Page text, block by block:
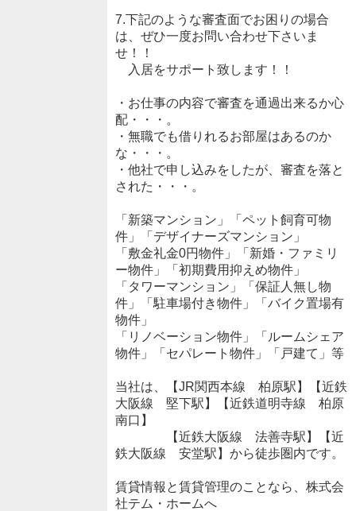
7.下記のような審査面でお困りの場合
は、ぜひ一度お問い合わせ下さいま
せ！！
入居をサポート致します！！
・お仕事の内容で審査を通過出来るか心
配・・・。
・無職でも借りれるお部屋はあるのか
な・・・。
・他社で申し込みをしたが、審査を落と
された・・・。
「新築マンション」「ペット飼育可物
件」「デザイナーズマンション」
「敷金礼金0円物件」「新婚・ファミリ
ー物件」「初期費用抑えめ物件」
「タワーマンション」「保証人無し物
件」「駐車場付き物件」「バイク置場有
物件」
「リノベーション物件」「ルームシェア
物件」「セパレート物件」「戸建て」等
当社は、【JR関西本線 柏原駅】【近鉄
大阪線 堅下駅】【近鉄道明寺線 柏原
南口】
【近鉄大阪線 法善寺駅】【近
鉄大阪線 安堂駅】から徒歩圏内です。
賃貸情報と賃貸管理のことなら、株式会
社テム・ホームへ